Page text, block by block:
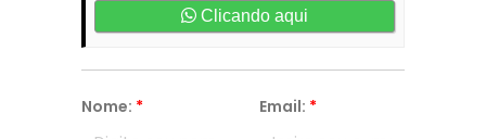
Clicando aqui
Nome: * Email: *